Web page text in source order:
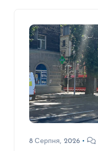
8 Серпня, 2026